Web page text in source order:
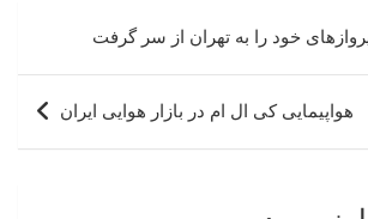
خود را به تهران از سر گرفت
هواپیمایی کی ال ام در بازار هوایی ایران